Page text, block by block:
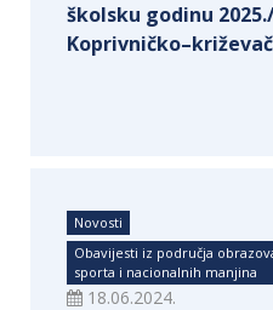
školsku godinu
Novosti
Obavijesti iz područja
sporta i nacionalnih manjina
18.06.2024.